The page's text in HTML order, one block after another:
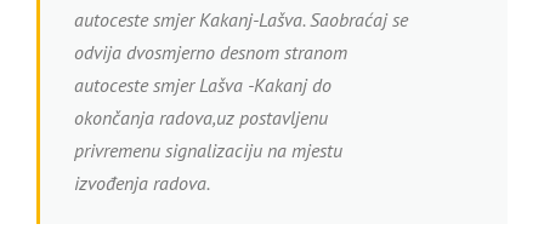
autoceste smjer Kakanj-Lašva. Saobraćaj se
odvija dvosmjerno desnom stranom
autoceste smjer Lašva -Kakanj do
okončanja radova,uz postavljenu
privremenu signalizaciju na mjestu
izvođenja radova.